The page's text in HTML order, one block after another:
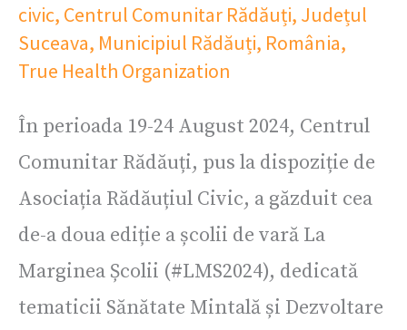
civic, Centrul Comunitar Rădăuți, Județul
Suceava, Municipiul Rădăuți, România,
True Health Organization
În perioada 19-24 August 2024, Centrul
Comunitar Rădăuți, pus la dispoziție de
Asociația Rădăuțiul Civic, a găzduit cea
de-a doua ediție a școlii de vară La
Marginea Școlii (#LMS2024), dedicată
tematicii Sănătate Mintală și Dezvoltare